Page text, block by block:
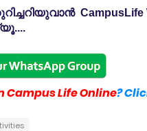
CampusLife
Life Online?